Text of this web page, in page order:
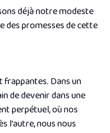
déjà notre modeste
des promesses de cette
Dans un
de devenir dans une
perpétuel, où nos
l’autre, nous nous